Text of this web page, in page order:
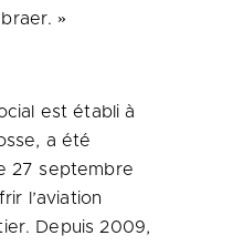
»
est établi à
a été
27 septembre
l’aviation
Depuis 2009,